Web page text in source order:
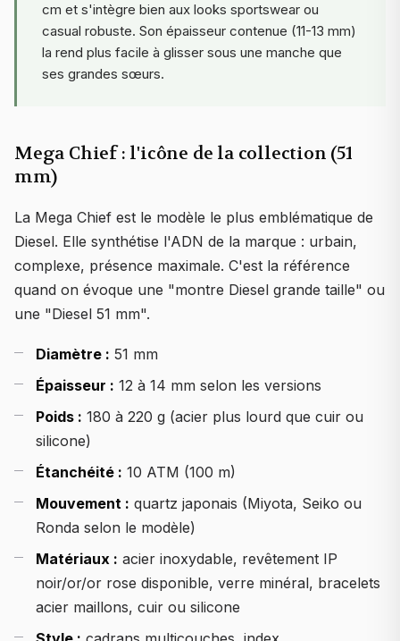
cm et s'intègre bien aux looks sportswear ou
casual robuste. Son épaisseur contenue (11-13 mm)
la rend plus facile à glisser sous une manche que
ses grandes sœurs.
Mega Chief : l'icône de la collection (51
mm)
La Mega Chief est le modèle le plus emblématique de
Diesel. Elle synthétise l'ADN de la marque : urbain,
complexe, présence maximale. C'est la référence
quand on évoque une "montre Diesel grande taille" ou
une "Diesel 51 mm".
Diamètre : 51 mm
Épaisseur : 12 à 14 mm selon les versions
Poids : 180 à 220 g (acier plus lourd que cuir ou
silicone)
Étanchéité : 10 ATM (100 m)
Mouvement : quartz japonais (Miyota, Seiko ou
Ronda selon le modèle)
Matériaux : acier inoxydable, revêtement IP
noir/or/or rose disponible, verre minéral, bracelets
acier maillons, cuir ou silicone